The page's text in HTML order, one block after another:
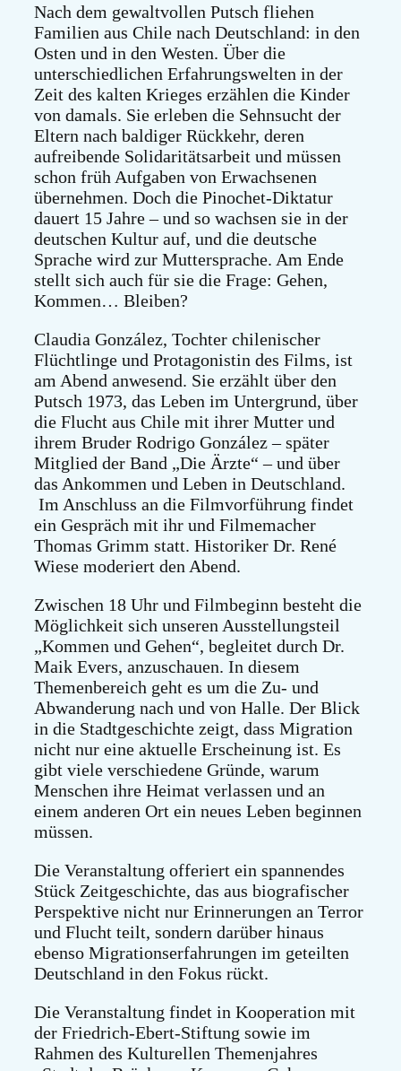
Nach dem gewaltvollen Putsch fliehen
Familien aus Chile nach Deutschland: in den
Osten und in den Westen. Über die
unterschiedlichen Erfahrungswelten in der
Zeit des kalten Krieges erzählen die Kinder
von damals. Sie erleben die Sehnsucht der
Eltern nach baldiger Rückkehr, deren
aufreibende Solidaritätsarbeit und müssen
schon früh Aufgaben von Erwachsenen
übernehmen. Doch die Pinochet-Diktatur
dauert 15 Jahre – und so wachsen sie in der
deutschen Kultur auf, und die deutsche
Sprache wird zur Muttersprache. Am Ende
stellt sich auch für sie die Frage: Gehen,
Kommen… Bleiben?
Claudia González, Tochter chilenischer
Flüchtlinge und Protagonistin des Films, ist
am Abend anwesend. Sie erzählt über den
Putsch 1973, das Leben im Untergrund, über
die Flucht aus Chile mit ihrer Mutter und
ihrem Bruder Rodrigo González – später
Mitglied der Band „Die Ärzte“ – und über
das Ankommen und Leben in Deutschland.
Im Anschluss an die Filmvorführung findet
ein Gespräch mit ihr und Filmemacher
Thomas Grimm statt. Historiker Dr. René
Wiese moderiert den Abend.
Zwischen 18 Uhr und Filmbeginn besteht die
Möglichkeit sich unseren Ausstellungsteil
„Kommen und Gehen“, begleitet durch Dr.
Maik Evers, anzuschauen. In diesem
Themenbereich geht es um die Zu- und
Abwanderung nach und von Halle. Der Blick
in die Stadtgeschichte zeigt, dass Migration
nicht nur eine aktuelle Erscheinung ist. Es
gibt viele verschiedene Gründe, warum
Menschen ihre Heimat verlassen und an
einem anderen Ort ein neues Leben beginnen
müssen.
Die Veranstaltung offeriert ein spannendes
Stück Zeitgeschichte, das aus biografischer
Perspektive nicht nur Erinnerungen an Terror
und Flucht teilt, sondern darüber hinaus
ebenso Migrationserfahrungen im geteilten
Deutschland in den Fokus rückt.
Die Veranstaltung findet in Kooperation mit
der Friedrich-Ebert-Stiftung sowie im
Rahmen des Kulturellen Themenjahres